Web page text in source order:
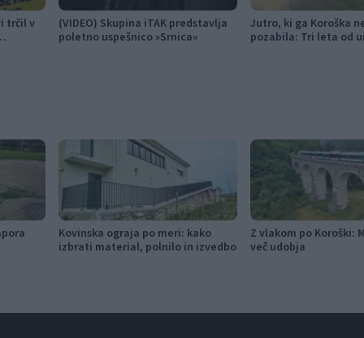
trčil v
(VIDEO) Skupina iTAK predstavlja
poletno uspešnico »Srnica«
Jutro, ki ga Koroška
pozabila: Tri leta od
Kovinska ograja po meri: kako
izbrati material, polnilo in izvedbo
Z vlakom po Koroški:
več udobja